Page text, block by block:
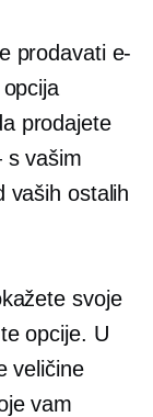
prodavati e-
prodajete
vašim
vaših ostalih
svoje
opcije. U
veličine
vam